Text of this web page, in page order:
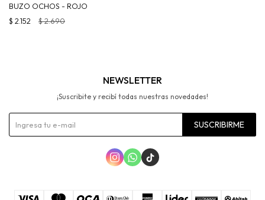
BUZO OCHOS - ROJO
$ 2.152 $2.690
NEWSLETTER
¡Suscribite y recibí todas nuestras novedades!
SUSCRIBIRME
  